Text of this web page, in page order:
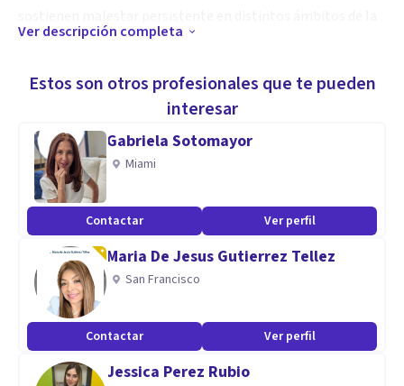
Ver descripción completa
Estos son otros profesionales que te pueden
interesar
Gabriela Sotomayor
Miami
Contactar Ver perfil
Maria De Jesus Gutierrez Tellez
San Francisco
Contactar Ver perfil
Jessica Perez Rubio